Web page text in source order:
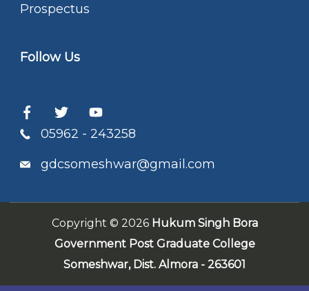
Prospectus
Follow Us
05962 - 243258
gdcsomeshwar@gmail.com
Copyright © 2026 Hukum Singh Bora
Government Post Graduate College
Someshwar, Dist. Almora - 263601